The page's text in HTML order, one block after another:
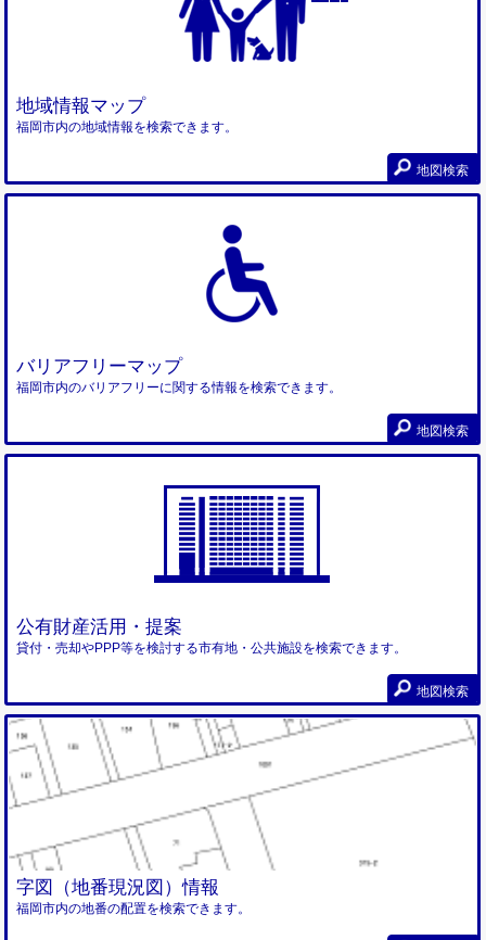
地域情報マップ
福岡市内の地域情報を検索できます。
地図検索
バリアフリーマップ
福岡市内のバリアフリーに関する情報を検索できます。
地図検索
公有財産活用・提案
貸付・売却やPPP等を検討する市有地・公共施設を検索できます。
地図検索
字図（地番現況図）情報
福岡市内の地番の配置を検索できます。